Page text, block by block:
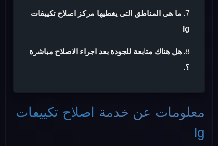
ما هى المناطق التى يغطيها مركز اصلاح تكييفات
lg
.
هل هناك متابعة للجودة بعد اجراء الاصلاح مباشرة
؟.
معلومات عن خدمة
اصلاح تكييفات
lg